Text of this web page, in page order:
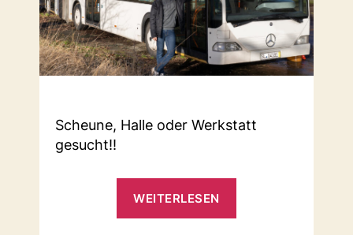
Scheune, Halle oder Werkstatt
gesucht!!
WEITERLESEN